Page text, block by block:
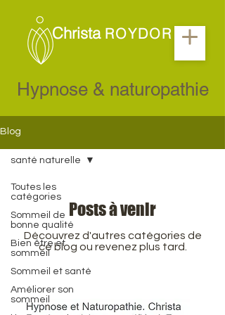
Christa ROYDOR
Hypnose & naturopathie
Blog
Toutes les
catégories
Sommeil de
bonne qualité
Bien être et
sommeil
Sommeil et santé
Améliorer son
sommeil
santé naturelle
Posts à venir
Découvrez d'autres catégories de
ce blog ou revenez plus tard.